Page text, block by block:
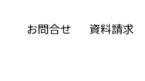
お問合せ 資料請求